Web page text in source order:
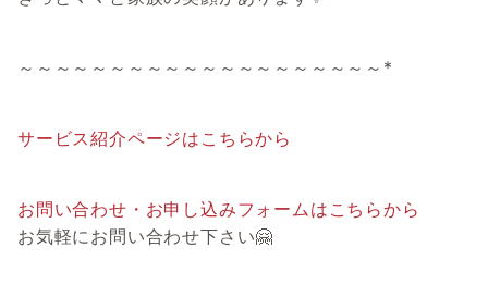
～～～～～～～～～～～～～～～～～～～～*
サービス紹介ページはこちらから
お問い合わせ・お申し込みフォームはこちらから
お気軽にお問い合わせ下さい🤗